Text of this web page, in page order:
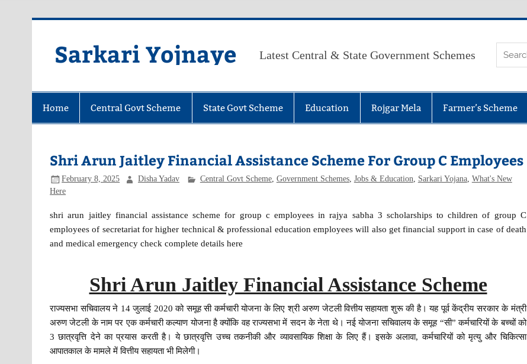
Sarkari Yojnaye Latest Central & State Government Schemes
Home Central Govt Scheme State Govt Scheme Education Rojgar Mela Farmer’s Scheme
Shri Arun Jaitley Financial Assistance Scheme For Group C Employees
February 8, 2025 Disha Yadav Central Govt Scheme, Government Schemes, Jobs & Education, Sarkari Yojana, What's New
Here
shri arun jaitley financial assistance scheme for group c employees in rajya sabha 3 scholarships to children of group C
employees of secretariat for higher technical & professional education employees will also get financial support in case of death
and medical emergency check complete details here
Shri Arun Jaitley Financial Assistance Scheme
राज्यसभा सचिवालय ने 14 जुलाई 2020 को समूह सी कर्मचारी योजना के लिए श्री अरुण जेटली वित्तीय सहायता शुरू की है। यह पूर्व केंद्रीय सरकार के मंत्री
अरुण जेटली के नाम पर एक कर्मचारी कल्याण योजना है क्योंकि वह राज्यसभा में सदन के नेता थे। नई योजना सचिवालय के समूह “सी” कर्मचारियों के बच्चों को
3 छात्रवृत्ति देने का प्रयास करती है। ये छात्रवृत्ति उच्च तकनीकी और व्यावसायिक शिक्षा के लिए हैं। इसके अलावा, कर्मचारियों को मृत्यु और चिकित्सा
आपातकाल के मामले में वित्तीय सहायता भी मिलेगी।